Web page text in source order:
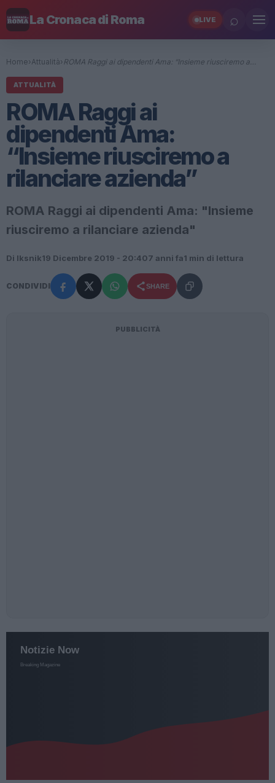
La Cronaca di Roma LIVE ⌕
Home› Attualità› ROMA Raggi ai dipendenti Ama: “Insieme riusciremo a…
ATTUALITÀ
ROMA Raggi ai
dipendenti Ama:
“Insieme riusciremo a
rilanciare azienda”
ROMA Raggi ai dipendenti Ama: "Insieme
riusciremo a rilanciare azienda"
Di Iksnik19 Dicembre 2019 - 20:407 anni fa1 min di lettura
CONDIVIDI SHARE
PUBBLICITÀ